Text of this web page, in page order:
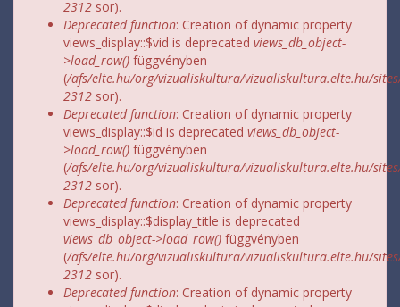
2312 sor).
Deprecated function: Creation of dynamic property
views_display::$vid is deprecated views_db_object-
>load_row() függvényben
(/afs/elte.hu/org/vizualiskultura/vizualiskultura.elte.hu/
2312 sor).
Deprecated function: Creation of dynamic property
views_display::$id is deprecated views_db_object-
>load_row() függvényben
(/afs/elte.hu/org/vizualiskultura/vizualiskultura.elte.hu/
2312 sor).
Deprecated function: Creation of dynamic property
views_display::$display_title is deprecated
views_db_object->load_row() függvényben
(/afs/elte.hu/org/vizualiskultura/vizualiskultura.elte.hu/
2312 sor).
Deprecated function: Creation of dynamic property